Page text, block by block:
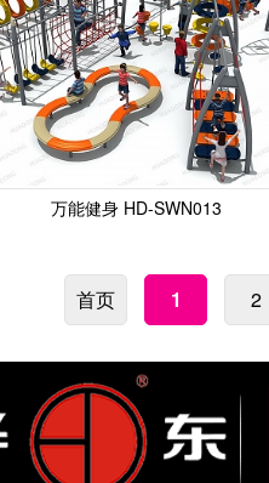
万能健身 HD-SWN013
首页 1 2